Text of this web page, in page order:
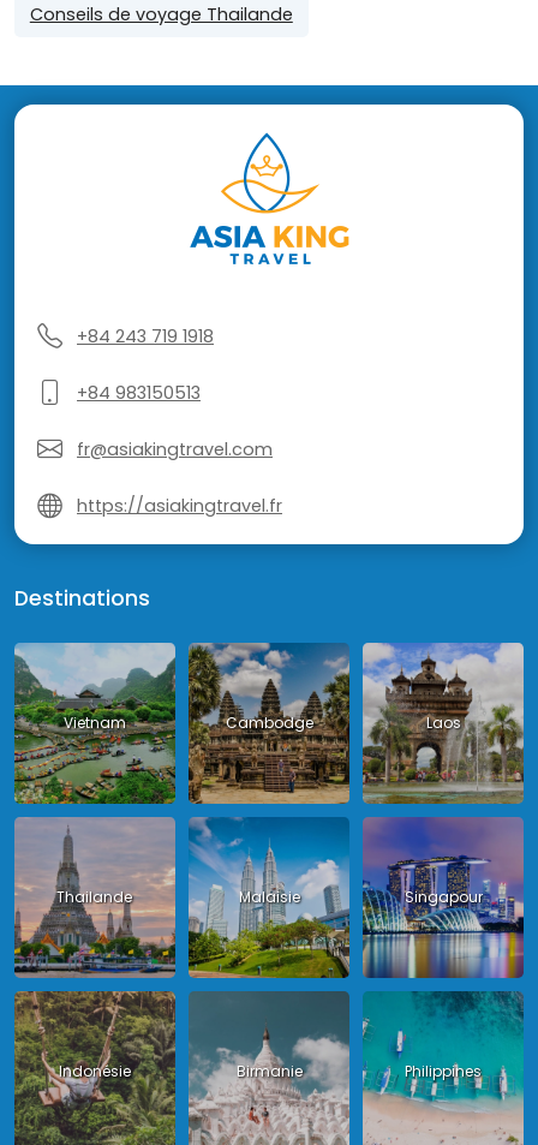
Conseils de voyage Thailande
+84 243 719 1918
+84 983150513
fr@asiakingtravel.com
https://asiakingtravel.fr
Destinations
Vietnam Cambodge Laos
Thailande Malaisie Singapour
Indonésie Birmanie Philippines